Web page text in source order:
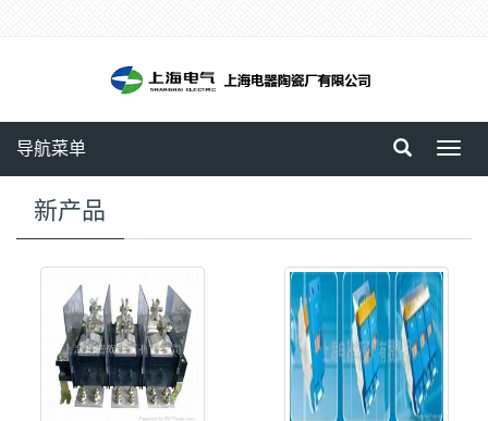
导航菜单
新产品